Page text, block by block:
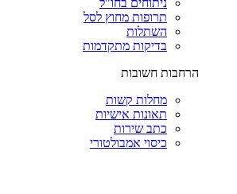
ניתוחים בחו"ל
תרופות מחוץ לסל
השתלות
בדיקות מתקדמות
הרחבות חשובות
מחלות קשות
תאונות אישיות
כתב שירות
כיסוי אמבולטורי